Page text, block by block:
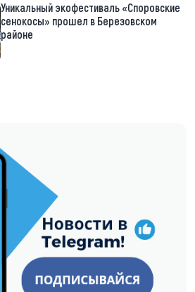
Уникальный экофестиваль «Споровские
сенокосы» прошел в Березовском
районе